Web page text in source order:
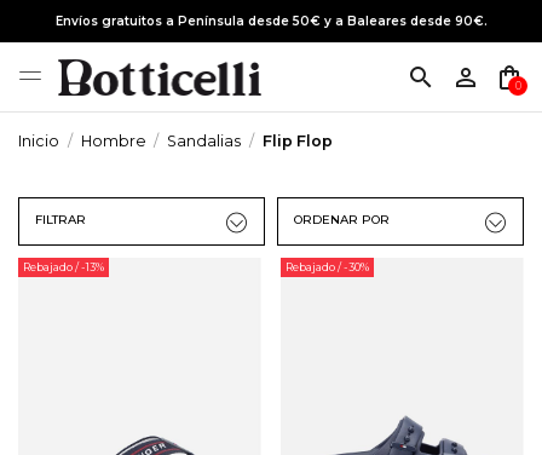
Envíos gratuitos a Península desde 50€ y a Baleares desde 90€.
search person_outline shopping_bag
0
Inicio Hombre Sandalias Flip Flop
FILTRAR ORDENAR POR
Rebajado/ -13% Rebajado/ -30%